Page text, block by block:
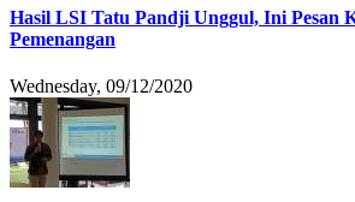
Hasil LSI Tatu Pandji Unggul, Ini Pesan
Pemenangan
Wednesday, 09/12/2020